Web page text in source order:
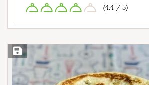
(4.4 / 5)
Save Recipe